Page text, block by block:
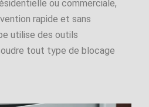
ou commerciale,
rapide et sans
utilise des outils
tout type de blocage